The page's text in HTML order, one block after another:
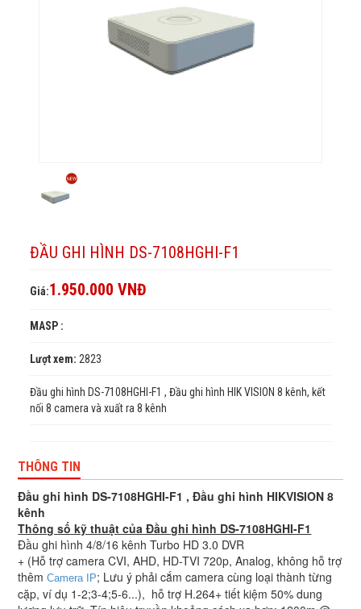
ĐẦU GHI HÌNH DS-7108HGHI-F1
Giá:1.950.000 VNĐ
MASP :
Lượt xem: 2823
Đầu ghi hình DS-7108HGHI-F1 , Đầu ghi hình HIK VISION 8 kênh, kết
nối 8 camera và xuất ra 8 kênh
THÔNG TIN
Đầu ghi hình DS-7108HGHI-F1 , Đầu ghi hình HIKVISION 8
kênh
Thông số kỹ thuật của Đầu ghi hình DS-7108HGHI-F1
Đầu ghi hình 4/8/16 kênh Turbo HD 3.0 DVR
+ (Hỗ trợ camera CVI, AHD, HD-TVI 720p, Analog, không hỗ trợ
thêmCamera IP; Lưu ý phải cắm camera cùng loại thành từng
cặp, ví dụ 1-2;3-4;5-6...), hỗ trợ H.264+ tiết kiệm 50% dung